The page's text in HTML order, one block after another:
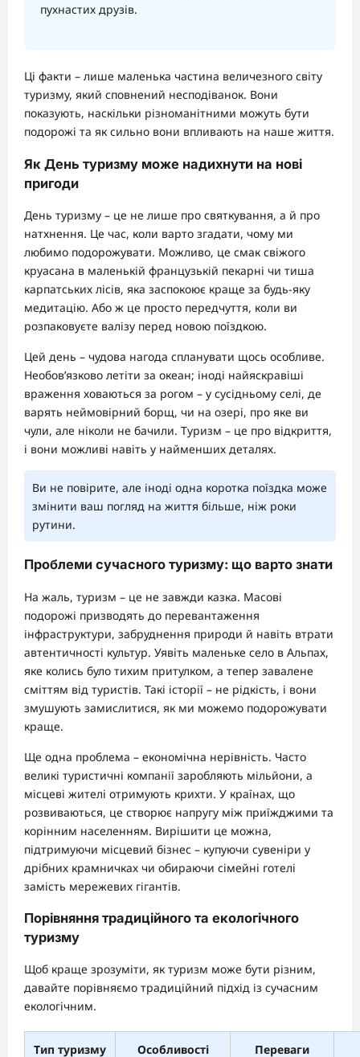
пухнастих друзів.
Ці факти – лише маленька частина величезного світу
туризму, який сповнений несподіванок. Вони
показують, наскільки різноманітними можуть бути
подорожі та як сильно вони впливають на наше життя.
Як День туризму може надихнути на нові
пригоди
День туризму – це не лише про святкування, а й про
натхнення. Це час, коли варто згадати, чому ми
любимо подорожувати. Можливо, це смак свіжого
круасана в маленькій французькій пекарні чи тиша
карпатських лісів, яка заспокоює краще за будь-яку
медитацію. Або ж це просто передчуття, коли ви
розпаковуєте валізу перед новою поїздкою.
Цей день – чудова нагода спланувати щось особливе.
Необов’язково летіти за океан; іноді найяскравіші
враження ховаються за рогом – у сусідньому селі, де
варять неймовірний борщ, чи на озері, про яке ви
чули, але ніколи не бачили. Туризм – це про відкриття,
і вони можливі навіть у найменших деталях.
Ви не повірите, але іноді одна коротка поїздка може
змінити ваш погляд на життя більше, ніж роки
рутини.
Проблеми сучасного туризму: що варто знати
На жаль, туризм – це не завжди казка. Масові
подорожі призводять до перевантаження
інфраструктури, забруднення природи й навіть втрати
автентичності культур. Уявіть маленьке село в Альпах,
яке колись було тихим притулком, а тепер завалене
сміттям від туристів. Такі історії – не рідкість, і вони
змушують замислитися, як ми можемо подорожувати
краще.
Ще одна проблема – економічна нерівність. Часто
великі туристичні компанії заробляють мільйони, а
місцеві жителі отримують крихти. У країнах, що
розвиваються, це створює напругу між приїжджими та
корінним населенням. Вирішити це можна,
підтримуючи місцевий бізнес – купуючи сувеніри у
дрібних крамничках чи обираючи сімейні готелі
замість мережевих гігантів.
Порівняння традиційного та екологічного
туризму
Щоб краще зрозуміти, як туризм може бути різним,
давайте порівняємо традиційний підхід із сучасним
екологічним.
Тип туризму Особливості Переваги